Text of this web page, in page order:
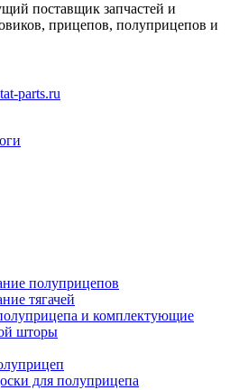
поставщик запчастей и
прицепов, полуприцепов и
parts.ru
полуприцепов
тягачей
и комплектующие
шторы
для полуприцепа